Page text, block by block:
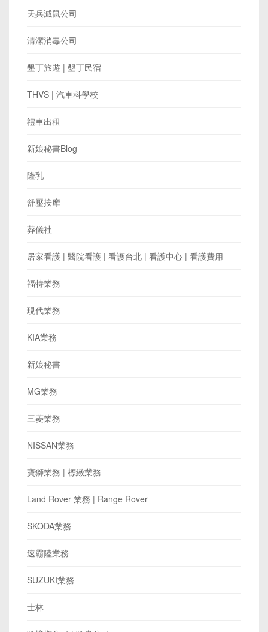
天兵滅鼠公司
清潔消毒公司
墾丁旅遊 | 墾丁民宿
THVS | 汽車科學校
禮車出租
新娘秘書Blog
隆乳
舒壓按摩
葬儀社
居家看護 | 醫院看護 | 看護台北 | 看護中心 | 看護費用
福特業務
現代業務
KIA業務
新娘秘書
MG業務
三菱業務
NISSAN業務
寶獅業務 | 標緻業務
Land Rover 業務 | Range Rover
SKODA業務
速霸陸業務
SUZUKI業務
士林